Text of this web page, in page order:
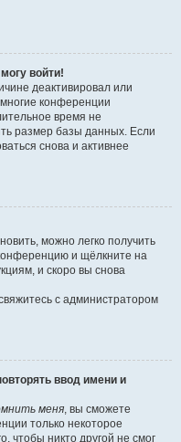
войти!
деактивировал или
конференции
время не
размер базы данных. Если
снова и активнее
можно легко получить
и щёлкните на
и скоро вы снова
с администратором
ввод имени и
меня, вы сможете
только некоторое
чтобы никто другой не смог